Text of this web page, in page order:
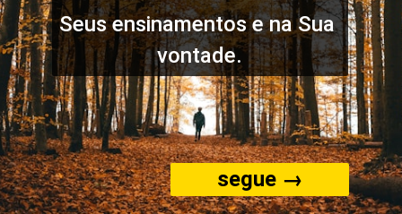
Seus ensinamentos e na Sua
vontade.
segue →